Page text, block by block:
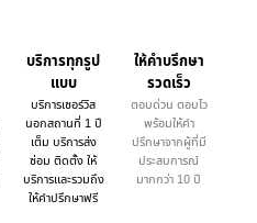
บริการทุกรูป
แบบ
บริการเซอร์วิส
นอกสถานที่ 1 ปี
เต็ม บริการส่ง
ซ่อม ติดตั้ง ให้
บริการและรวมถึง
ให้คำปรึกษาฟรี
ให้คำบรึกษา
รวดเร็ว
ตอบด่วน ตอบไว
พร้อมให้คำ
ปรึกษาจากผู้ที่มี
ประสบการณ์
มากกว่า 10 ปี